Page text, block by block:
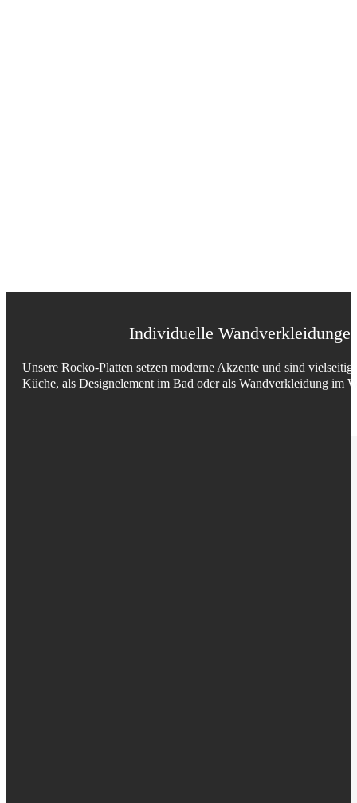
Individuelle
Unsere Rocko-Platten setzen moderne Akzente und sind
Küche, als Designelement im Bad oder als Wandverkleidung im